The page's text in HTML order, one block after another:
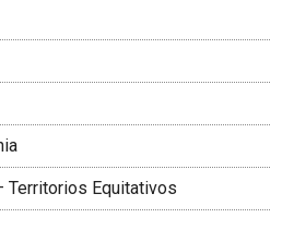
Territorios Equitativos